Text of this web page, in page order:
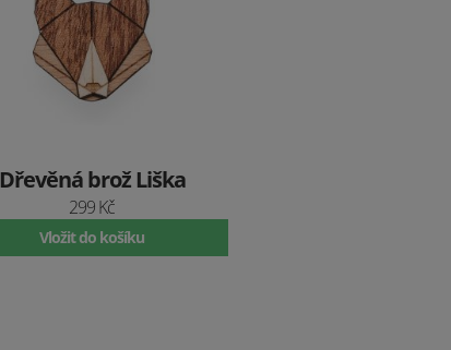
Dřevěná brož Liška
299 Kč
Vložit do košíku